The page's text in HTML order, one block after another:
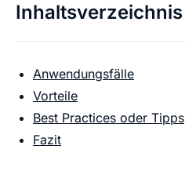
Inhaltsverzeichnis
Anwendungsfälle
Vorteile
Best Practices oder Tipps
Fazit